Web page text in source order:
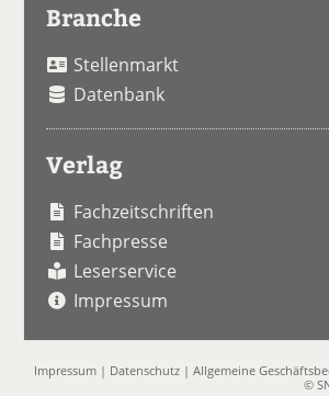
Branche
Stellenmarkt
Datenbank
Verlag
Fachzeitschriften
Fachpresse
Leserservice
Impressum
Impressum | Datenschutz |Allgemeine
©